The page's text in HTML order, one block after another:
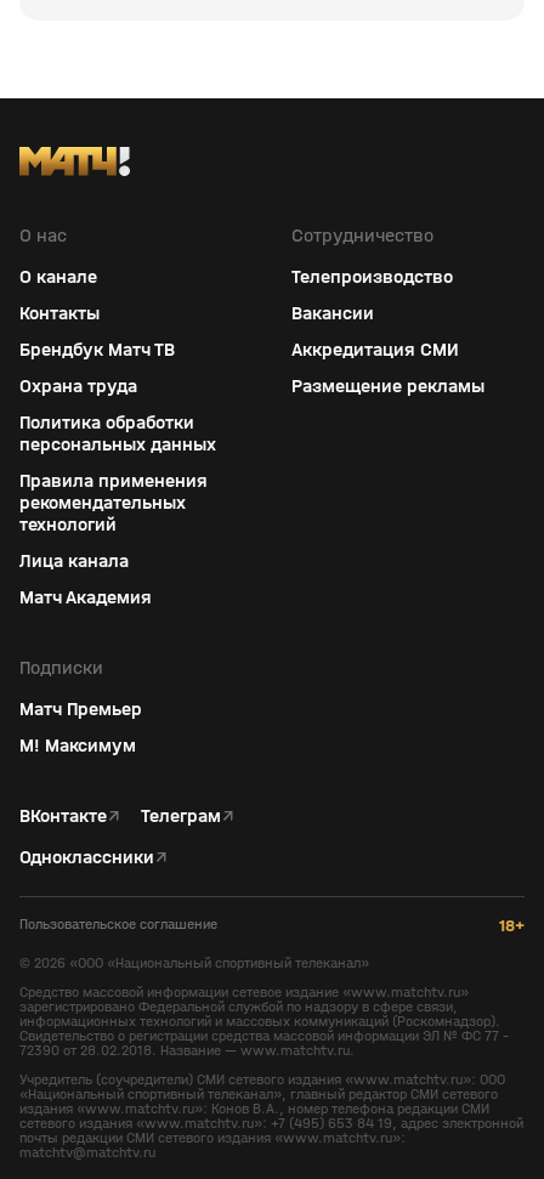
О нас
О канале
Контакты
Брендбук Матч ТВ
Охрана труда
Политика обработки
персональных данных
Правила применения
рекомендательных
технологий
Лица канала
Матч Академия
Сотрудничество
Телепроизводство
Вакансии
Аккредитация СМИ
Размещение рекламы
Подписки
Матч Премьер
М! Максимум
ВКонтакте↗ Телеграм↗
Одноклассники↗
Пользовательское соглашение 18+
© 2026 «ООО «Национальный спортивный телеканал»
Средство массовой информации сетевое издание «www.matchtv.ru»
зарегистрировано Федеральной службой по надзору в сфере связи,
информационных технологий и массовых коммуникаций (Роскомнадзор).
Свидетельство о регистрации средства массовой информации ЭЛ № ФС 77 -
72390 от 28.02.2018. Название — www.matchtv.ru.
Учредитель (соучредители) СМИ сетевого издания «www.matchtv.ru»: ООО
«Национальный спортивный телеканал», главный редактор СМИ сетевого
издания «www.matchtv.ru»: Конов В.А., номер телефона редакции СМИ
сетевого издания «www.matchtv.ru»: +7 (495) 653 84 19, адрес электронной
почты редакции СМИ сетевого издания «www.matchtv.ru»:
matchtv@matchtv.ru